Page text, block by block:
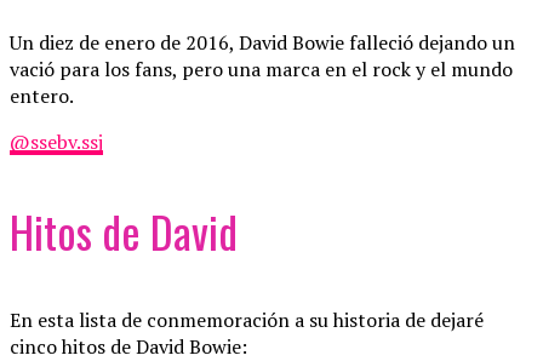
Un diez de enero de 2016, David Bowie falleció dejando un
vació para los fans, pero una marca en el rock y el mundo
entero.
@ssebv.ssj
Hitos de David
En esta lista de conmemoración a su historia de dejaré
cinco hitos de David Bowie: